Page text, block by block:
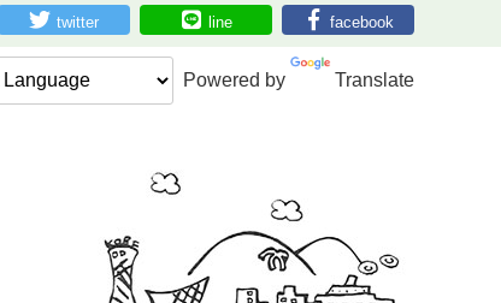
twitter line facebook
Powered by Translate